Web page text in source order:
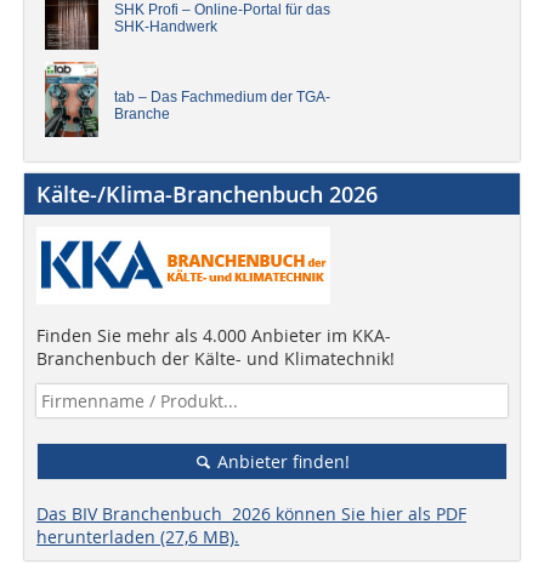
SHK Profi – Online-Portal für das
SHK-Handwerk
tab – Das Fachmedium der TGA-
Branche
Kälte-/Klima-Branchenbuch 2026
Finden Sie mehr als 4.000 Anbieter im KKA-
Branchenbuch der Kälte- und Klimatechnik!
Anbieter finden!
Das BIV Branchenbuch 2026 können Sie hier als PDF
herunterladen (27,6 MB).